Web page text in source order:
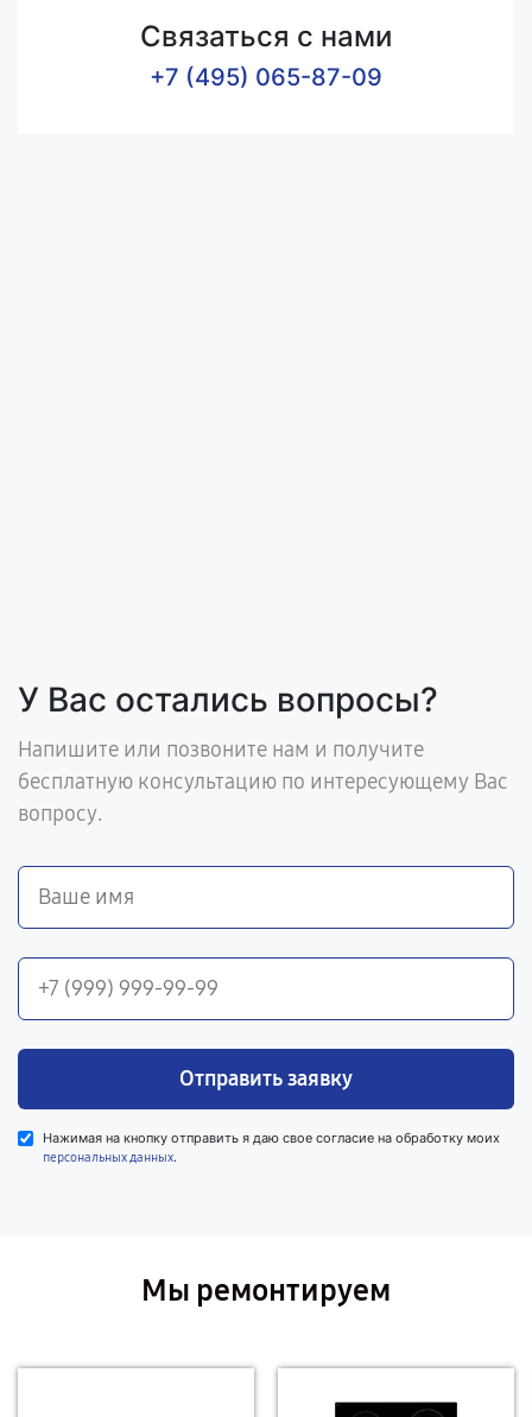
Связаться с нами
+7 (495) 065-87-09
У Вас остались вопросы?
Напишите или позвоните нам и получите
бесплатную консультацию по интересующему Вас
вопросу.
Отправить заявку
Нажимая на кнопку отправить я даю свое согласие на обработку моих
персональных данных.
Мы ремонтируем